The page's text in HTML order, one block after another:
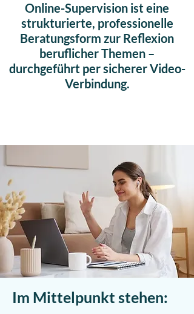
Online-Supervision ist eine
strukturierte, professionelle
Beratungsform zur Reflexion
beruflicher Themen –
durchgeführt per sicherer Video-
Verbindung.
Im Mittelpunkt stehen: